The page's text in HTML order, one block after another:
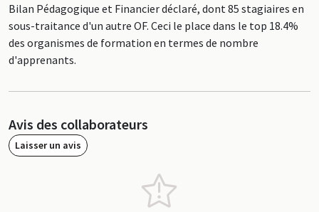
Bilan Pédagogique et Financier déclaré, dont 85 stagiaires en
sous-traitance d'un autre OF. Ceci le place dans le top 18.4%
des organismes de formation en termes de nombre
d'apprenants.
Avis des collaborateurs
Laisser un avis